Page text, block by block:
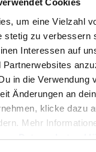
Cookies
um eine Vielzahl
stetig zu verbessern
Interessen auf
Partnerwebsites
in die Verwendung
Änderungen an
klicke dazu
Mehr
Neckar Löwen